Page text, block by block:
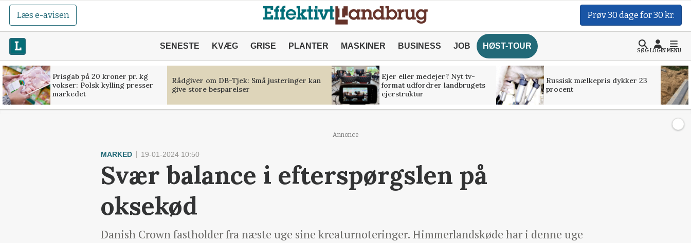
Læs e-avisen Prøv 30 dage for 30 kr.
SENESTE KVÆG GRISE PLANTER MASKINER BUSINESS JOB HØST-TOUR
SØGLOGINMENU
Prisgab på 20 kroner pr. kg
vokser: Polsk kylling presser
markedet
Rådgiver om DB-Tjek: Små justeringer kan
give store besparelser
Ejer eller medejer? Nyt tv-
format udfordrer landbrugets
ejerstruktur
Russisk mælkepris dykker 23
procent
Annonce
MARKED 19-01-2024 10:50
Svær balance i efterspørgslen på
oksekød
Danish Crown fastholder fra næste uge sine kreaturnoteringer. Himmerlandskøde har i denne uge